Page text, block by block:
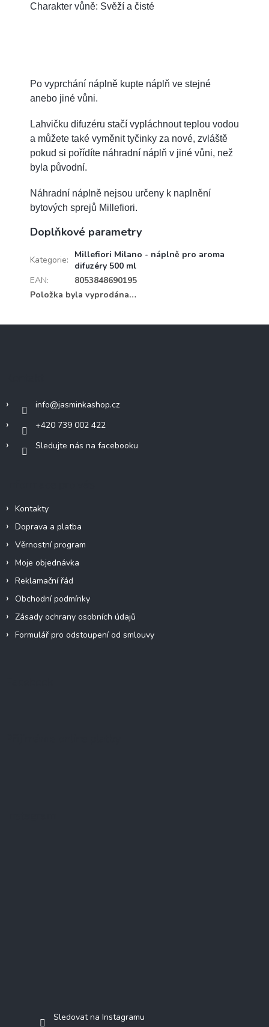
Charakter vůně: Svěží a čisté
Po vyprchání náplně kupte náplň ve stejné
anebo jiné vůni.
Lahvičku difuzéru stačí vypláchnout teplou vodou
a můžete také vyměnit tyčinky za nové, zvláště
pokud si pořídíte náhradní náplň v jiné vůni, než
byla původní.
Náhradní náplně nejsou určeny k naplnění
bytových sprejů Millefiori.
Doplňkové parametry
Kategorie:
Millefiori Milano - náplně pro aroma
difuzéry 500 ml
EAN:
8053848690195
Položka byla vyprodána…
info@jasminkashop.cz
+420 739 002 422
Sledujte nás na facebooku
Kontakty
Doprava a platba
Věrnostní program
Moje objednávka
Reklamační řád
Obchodní podmínky
Zásady ochrany osobních údajů
Formulář pro odstoupení od smlouvy
Sledovat na Instagramu